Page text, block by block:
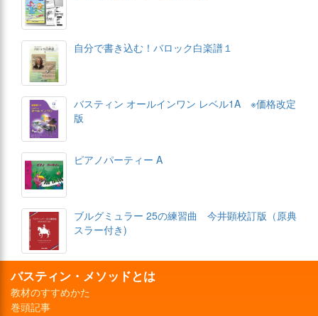
自分で書き込む！バロック白楽譜１
バスティン オールインワン レベル1A ※価格改定
版
ピアノパーティー A
ブルグミュラー 25の練習曲 今井顕校訂版（原典
スラー付き)
バスティン・メソッドとは
教材のすすめかた
巻頭記事